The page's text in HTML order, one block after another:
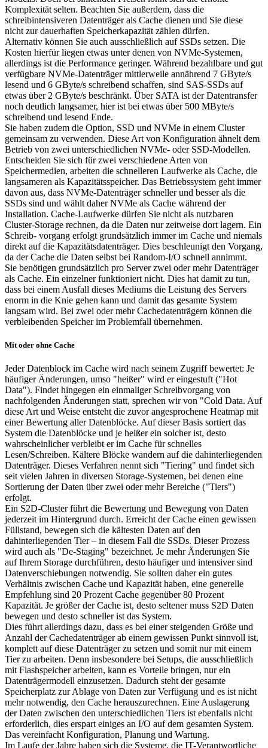
Komplexität selten. Beachten Sie außerdem, dass die
schreibintensiveren Datenträger als Cache dienen und Sie diese
nicht zur dauerhaften Speicherkapazität zählen dürfen.
Alternativ können Sie auch ausschließlich auf SSDs setzen. Die
Kosten hierfür liegen etwas unter denen von NVMe-Systemen,
allerdings ist die Performance geringer. Während bezahlbare und gut
verfügbare NVMe-Datenträger mittlerweile annährend 7 GByte/s
lesend und 6 GByte/s schreibend schaffen, sind SAS-SSDs auf
etwas über 2 GByte/s beschränkt. Über SATA ist der Datentransfer
noch deutlich langsamer, hier ist bei etwas über 500 MByte/s
schreibend und lesend Ende.
Sie haben zudem die Option, SSD und NVMe in einem Cluster
gemeinsam zu verwenden. Diese Art von Konfiguration ähnelt dem
Betrieb von zwei unterschiedlichen NVMe- oder SSD-Modellen.
Entscheiden Sie sich für zwei verschiedene Arten von
Speichermedien, arbeiten die schnelleren Laufwerke als Cache, die
langsameren als Kapazitätsspeicher. Das Betriebssystem geht immer
davon aus, dass NVMe-Datenträger schneller und besser als die
SSDs sind und wählt daher NVMe als Cache während der
Installation. Cache-Laufwerke dürfen Sie nicht als nutzbaren
Cluster-Storage rechnen, da die Daten nur zeitweise dort lagern. Ein
Schreib- vorgang erfolgt grundsätzlich immer im Cache und niemals
direkt auf die Kapazitätsdatenträger. Dies beschleunigt den Vorgang,
da der Cache die Daten selbst bei Random-I/O schnell annimmt.
Sie benötigen grundsätzlich pro Server zwei oder mehr Datenträger
als Cache. Ein einzelner funktioniert nicht. Dies hat damit zu tun,
dass bei einem Ausfall dieses Mediums die Leistung des Servers
enorm in die Knie gehen kann und damit das gesamte System
langsam wird. Bei zwei oder mehr Cachedatenträgern können die
verbleibenden Speicher im Problemfall übernehmen.
Mit oder ohne Cache
Jeder Datenblock im Cache wird nach seinem Zugriff bewertet: Je
häufiger Änderungen, umso "heißer" wird er eingestuft ("Hot
Data"). Findet hingegen ein einmaliger Schreibvorgang von
nachfolgenden Änderungen statt, sprechen wir von "Cold Data. Auf
diese Art und Weise entsteht die zuvor angesprochene Heatmap mit
einer Bewertung aller Datenblöcke. Auf dieser Basis sortiert das
System die Datenblöcke und je heißer ein solcher ist, desto
wahrscheinlicher verbleibt er im Cache für schnelles
Lesen/Schreiben. Kältere Blöcke wandern auf die dahinterliegenden
Datenträger. Dieses Verfahren nennt sich "Tiering" und findet sich
seit vielen Jahren in diversen Storage-Systemen, bei denen eine
Sortierung der Daten über zwei oder mehr Bereiche ("Tiers")
erfolgt.
Ein S2D-Cluster führt die Bewertung und Bewegung von Daten
jederzeit im Hintergrund durch. Erreicht der Cache einen gewissen
Füllstand, bewegen sich die kältesten Daten auf den
dahinterliegenden Tier – in diesem Fall die SSDs. Dieser Prozess
wird auch als "De-Staging" bezeichnet. Je mehr Änderungen Sie
auf Ihrem Storage durchführen, desto häufiger und intensiver sind
Datenverschiebungen notwendig. Sie sollten daher ein gutes
Verhältnis zwischen Cache und Kapazität haben, eine generelle
Empfehlung sind 20 Prozent Cache gegenüber 80 Prozent
Kapazität. Je größer der Cache ist, desto seltener muss S2D Daten
bewegen und desto schneller ist das System.
Dies führt allerdings dazu, dass es bei einer steigenden Größe und
Anzahl der Cachedatenträger ab einem gewissen Punkt sinnvoll ist,
komplett auf diese Datenträger zu setzen und somit nur mit einem
Tier zu arbeiten. Denn insbesondere bei Setups, die ausschließlich
mit Flashspeicher arbeiten, kann es Vorteile bringen, nur ein
Datenträgermodell einzusetzen. Dadurch steht der gesamte
Speicherplatz zur Ablage von Daten zur Verfügung und es ist nicht
mehr notwendig, den Cache herauszurechnen. Eine Auslagerung
der Daten zwischen den unterschiedlichen Tiers ist ebenfalls nicht
erforderlich, dies erspart einiges an I/O auf dem gesamten System.
Das vereinfacht Konfiguration, Planung und Wartung.
Im Laufe der Jahre haben sich die Systeme, die IT-Verantwortliche